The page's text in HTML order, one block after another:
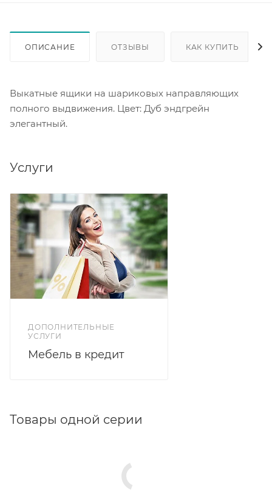
ОПИСАНИЕ ОТЗЫВЫ КАК КУПИТЬ
Выкатные ящики на шариковых направляющих
полного выдвижения. Цвет: Дуб эндгрейн
элегантный.
Услуги
ДОПОЛНИТЕЛЬНЫЕ
УСЛУГИ
Мебель в кредит
Товары одной серии